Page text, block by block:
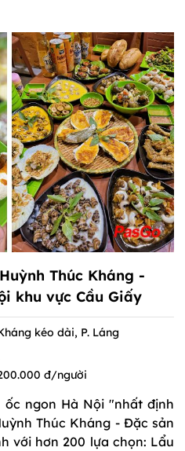
Thúc Kháng -
khu vực Cầu Giấy
kéo dài, P. Láng
đ/người
ngon Hà Nội "nhất định
Thúc Kháng - Đặc sản
với hơn 200 lựa chọn: Lẩu